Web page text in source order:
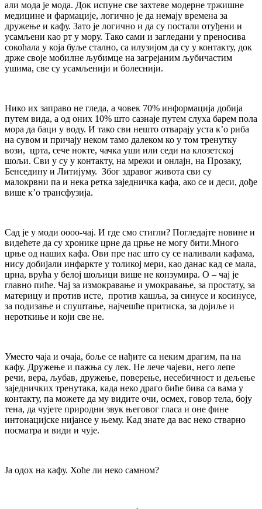
али мода је мода. Док испуне све захтеве модерне тржишне
медицине и фармације, логично је да немају времена за
дружење и кафу. Зато је логично и да су постали отуђени и
усамљени као рт у мору. Тако сами и загледани у преносива
сокоћала у која буље стално, са илузијом да су у контакту, док
држе своје мобилне љубимце на загрејаним љубичастим
ушима, све су усамљенији и болеснији.
Нико их заправо не гледа, а човек 70% информација добија
путем вида, а од оних 10% што сазнаје путем слуха барем пола
мора да баци у воду. И тако сви нешто отварају уста к’о риба
на сувом и причају неком тамо далеком ко у том тренутку
вози, црта, сече нокте, чачка уши или седи на клозетској
шољи. Сви у су у контакту, на мрежи и онлајн, на Прозаку,
Бенседину и Литијуму. Због здравог живота сви су
малокрвни па и нека ретка заједничка кафа, ако се и деси, дође
више к’о трансфузија.
Сад је у моди оооо-чај. И где смо стигли? Погледајте новине и
видећете да су хронике црне да црње не могу бити.Много
црње од наших кафа. Ови пре нас што су се наливали кафама,
нису добијали инфаркте у толикој мери, као данас кад се мала,
црна, врућа у белој шољици више не конзумира. О – чај је
главно пиће. Чај за измокравање и умокравање, за простату, за
материцу и против исте, против кашља, за синусе и косинусе,
за подизање и спуштање, најчешће притиска, за дојиље и
нероткиње и који све не.
Уместо чаја и очаја, боље се нађите са неким драгим, па на
кафу. Дружење и пажња су лек. Не лече чајеви, него лепе
речи, вера, љубав, дружење, поверење, несебичност и дељење
заједничких тренутака, када неко драго биће бива са вама у
контакту, па можете да му видите очи, осмех, говор тела, боју
тена, да чујете природни звук његовог гласа и оне фине
интонацијске нијaнсе у њему. Кад знате да вас неко стварно
посматра и види и чује.
Ја одох на кафу. Хоће ли неко самном?